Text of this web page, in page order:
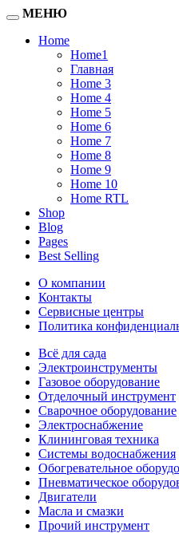
МЕНЮ
Home
Home1
Главная
Home 3
Home 4
Home 5
Home 6
Home 7
Home 8
Home 9
Home 10
Home RTL
Shop
Blog
Pages
Best Selling
О компании
Контакты
Сервисные центры
Политика
Всё для сада
Электроинструменты
Газовое оборудование
Отделочный инструмент
Сварочное оборудование
Электроснабжение
Клининговая техника
Системы водоснабжения
Обогревательное
Пневматическое
Двигатели
Масла и смазки
Прочий инструмент